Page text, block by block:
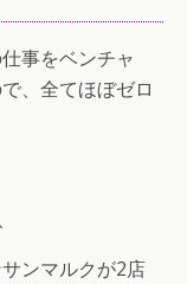
事をベンチャ
、全てほぼゼロ
ンマルクが2店